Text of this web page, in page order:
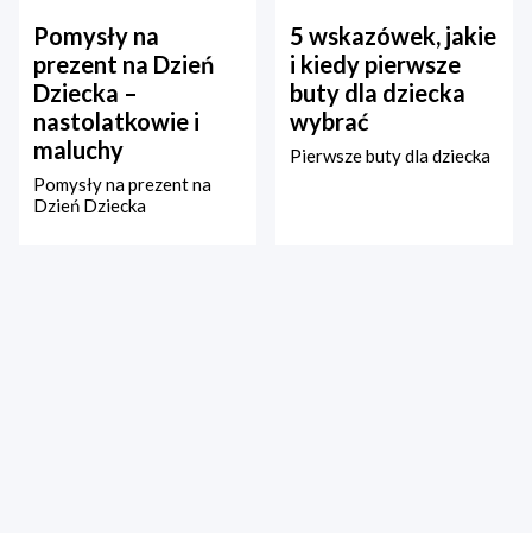
Pomysły na
prezent na Dzień
Dziecka –
nastolatkowie i
maluchy
Pomysły na prezent na
Dzień Dziecka
5 wskazówek, jakie
i kiedy pierwsze
buty dla dziecka
wybrać
Pierwsze buty dla dziecka